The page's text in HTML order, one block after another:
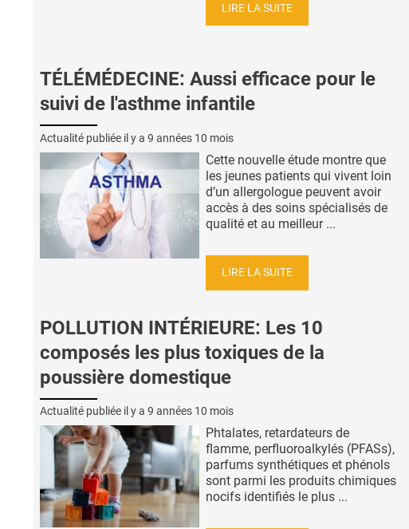
LIRE LA SUITE
TÉLÉMÉDECINE: Aussi efficace pour le
suivi de l'asthme infantile
Actualité publiée il y a 9 années 10 mois
Cette nouvelle étude montre que
les jeunes patients qui vivent loin
d’un allergologue peuvent avoir
accès à des soins spécialisés de
qualité et au meilleur ...
LIRE LA SUITE
POLLUTION INTÉRIEURE: Les 10
composés les plus toxiques de la
poussière domestique
Actualité publiée il y a 9 années 10 mois
Phtalates, retardateurs de
flamme, perfluoroalkylés (PFASs),
parfums synthétiques et phénols
sont parmi les produits chimiques
nocifs identifiés le plus ...